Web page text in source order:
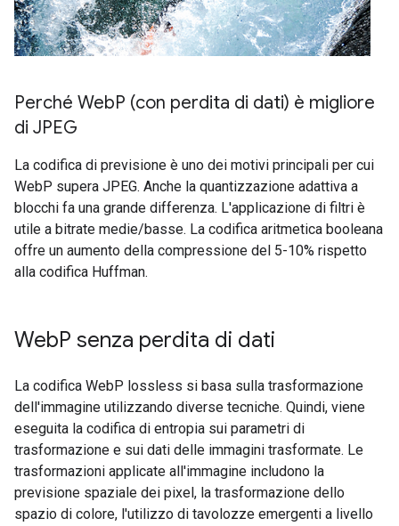
Perché WebP (con perdita di dati) è migliore
di JPEG
La codifica di previsione è uno dei motivi principali per cui
WebP supera JPEG. Anche la quantizzazione adattiva a
blocchi fa una grande differenza. L'applicazione di filtri è
utile a bitrate medie/basse. La codifica aritmetica booleana
offre un aumento della compressione del 5-10% rispetto
alla codifica Huffman.
WebP senza perdita di dati
La codifica WebP lossless si basa sulla trasformazione
dell'immagine utilizzando diverse tecniche. Quindi, viene
eseguita la codifica di entropia sui parametri di
trasformazione e sui dati delle immagini trasformate. Le
trasformazioni applicate all'immagine includono la
previsione spaziale dei pixel, la trasformazione dello
spazio di colore, l'utilizzo di tavolozze emergenti a livello